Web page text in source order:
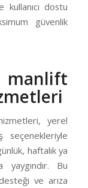
dostu
güvenlik
yerel
seçenekleriyle
haftalık ya
Bu
ve arıza